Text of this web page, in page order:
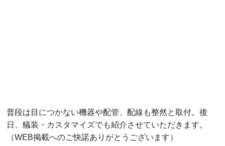
普段は目につかない機器や配管、配線も整然と取付。後
日、艤装・カスタマイズでも紹介させていただきます。
（WEB掲載へのご快諾ありがとうございます）